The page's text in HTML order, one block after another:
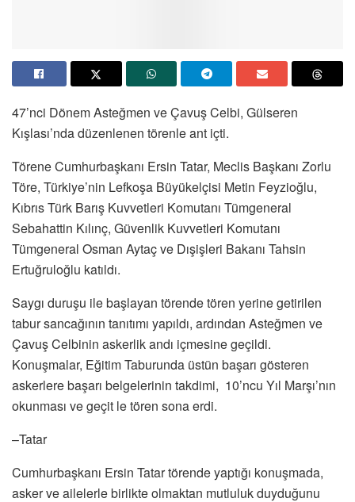
47’nci Dönem Asteğmen ve Çavuş Celbi, Gülseren
Kışlası’nda düzenlenen törenle ant içti.
Törene Cumhurbaşkanı Ersin Tatar, Meclis Başkanı Zorlu
Töre, Türkiye’nin Lefkoşa Büyükelçisi Metin Feyzioğlu,
Kıbrıs Türk Barış Kuvvetleri Komutanı Tümgeneral
Sebahattin Kılınç, Güvenlik Kuvvetleri Komutanı
Tümgeneral Osman Aytaç ve Dışişleri Bakanı Tahsin
Ertuğruloğlu katıldı.
Saygı duruşu ile başlayan törende tören yerine getirilen
tabur sancağının tanıtımı yapıldı, ardından Asteğmen ve
Çavuş Celbinin askerlik andı içmesine geçildi.
Konuşmalar, Eğitim Taburunda üstün başarı gösteren
askerlere başarı belgelerinin takdimi, 10’ncu Yıl Marşı’nın
okunması ve geçit le tören sona erdi.
–Tatar
Cumhurbaşkanı Ersin Tatar törende yaptığı konuşmada,
asker ve ailelerle birlikte olmaktan mutluluk duyduğunu